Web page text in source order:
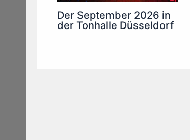
Der September 2026 in
der Tonhalle Düsseldorf